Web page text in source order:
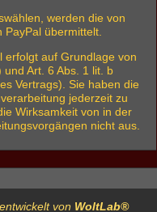
werden die von
übermittelt.
erfolgt auf Grundlage von
und Art. 6 Abs. 1 lit. b
Vertrags). Sie haben die
jederzeit zu
Wirksamkeit von in der
nicht aus.
von WoltLab®